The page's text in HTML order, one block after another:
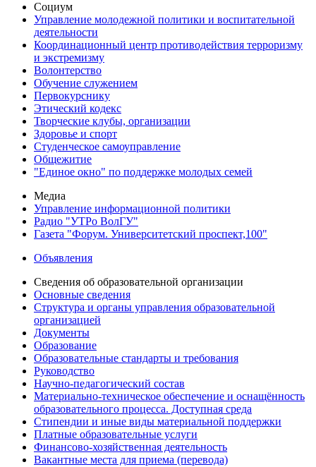
Социум
Управление молодежной политики и воспитательной
деятельности
Координационный центр противодействия терроризму
и экстремизму
Волонтерство
Обучение служением
Первокурснику
Этический кодекс
Творческие клубы, организации
Здоровье и спорт
Студенческое самоуправление
Общежитие
"Единое окно" по поддержке молодых семей
Медиа
Управление информационной политики
Радио "УТРо ВолГУ"
Газета "Форум. Университетский проспект,100"
Объявления
Сведения об образовательной организации
Основные сведения
Структура и органы управления образовательной
организацией
Документы
Образование
Образовательные стандарты и требования
Руководство
Научно-педагогический состав
Материально-техническое обеспечение и оснащённость
образовательного процесса. Доступная среда
Стипендии и иные виды материальной поддержки
Платные образовательные услуги
Финансово-хозяйственная деятельность
Вакантные места для приема (перевода)